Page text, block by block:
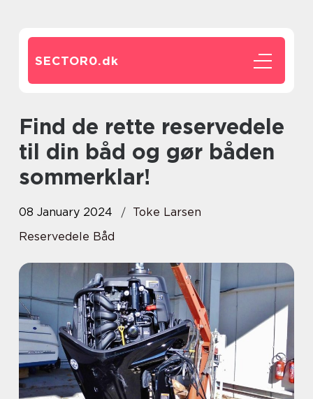
SECTOR0.dk
Find de rette reservedele
til din båd og gør båden
sommerklar!
08 January 2024
Toke Larsen
Reservedele Båd